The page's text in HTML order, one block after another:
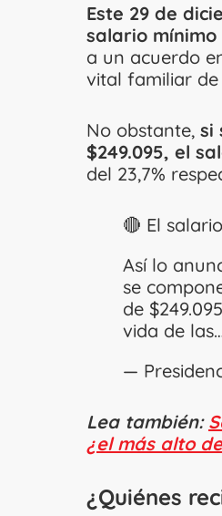
Este 29 de
salario mínimo
a un acuerdo
vital familiar de
No obstante, si
$249.095, el
del 23,7%
🔴 El
Así lo
se
de
vida de
—
Lea también:
¿el más alto
¿Quiénes